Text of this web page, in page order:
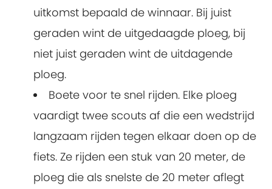
uitkomst bepaald de winnaar. Bij juist
geraden wint de uitgedaagde ploeg, bij
niet juist geraden wint de uitdagende
ploeg.
Boete voor te snel rijden. Elke ploeg
vaardigt twee scouts af die een wedstrijd
langzaam rijden tegen elkaar doen op de
fiets. Ze rijden een stuk van 20 meter, de
ploeg die als snelste de 20 meter aflegt